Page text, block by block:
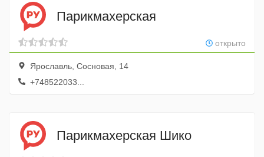
Парикмахерская
открыто
Ярославль, Сосновая, 14
+748522033...
Парикмахерская Шико